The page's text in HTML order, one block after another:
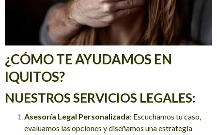
¿CÓMO TE AYUDAMOS EN
IQUITOS?
NUESTROS SERVICIOS LEGALES:
Asesoría Legal Personalizada: Escuchamos tu caso,
evaluamos las opciones y diseñamos una estrategia